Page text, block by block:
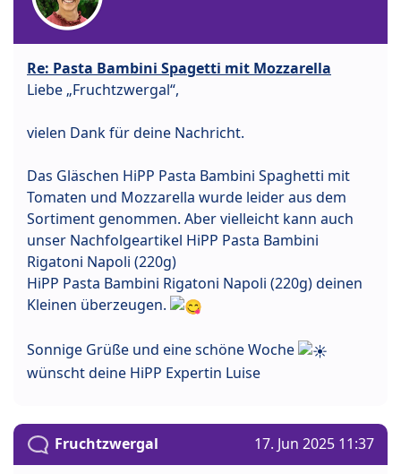
Re: Pasta Bambini Spagetti mit Mozzarella
Liebe „Fruchtzwergal“,
vielen Dank für deine Nachricht.
Das Gläschen HiPP Pasta Bambini Spaghetti mit
Tomaten und Mozzarella wurde leider aus dem
Sortiment genommen. Aber vielleicht kann auch
unser Nachfolgeartikel HiPP Pasta Bambini
Rigatoni Napoli (220g)
HiPP Pasta Bambini Rigatoni Napoli (220g) deinen
Kleinen überzeugen.
Sonnige Grüße und eine schöne Woche
wünscht deine HiPP Expertin Luise
Fruchtzwergal 17. Jun 2025 11:37